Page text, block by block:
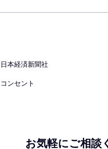
本経済新聞社
ンセント
お気軽にご相談